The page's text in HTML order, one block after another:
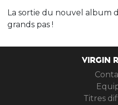
La sortie du nouvel album
grands pas !
VIRGIN
Titres